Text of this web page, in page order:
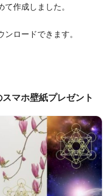
て作成しました。
ロードできます。
マホ壁紙プレゼント